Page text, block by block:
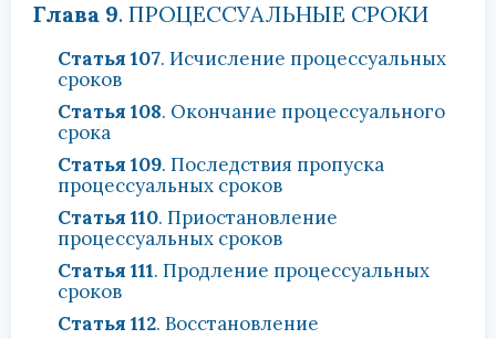
Глава 9. ПРОЦЕССУАЛЬНЫЕ СРОКИ
Статья 107. Исчисление процессуальных
сроков
Статья 108. Окончание процессуального
срока
Статья 109. Последствия пропуска
процессуальных сроков
Статья 110. Приостановление
процессуальных сроков
Статья 111. Продление процессуальных
сроков
Статья 112. Восстановление